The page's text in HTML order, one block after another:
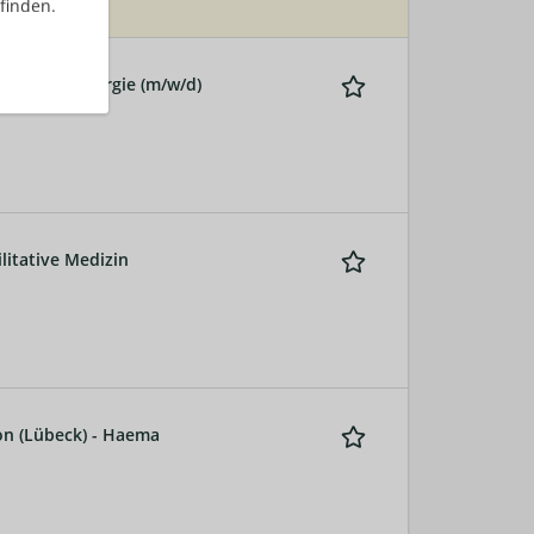
Unfallchirurgie (m/w/d)
Medizin
(Lübeck) - Haema